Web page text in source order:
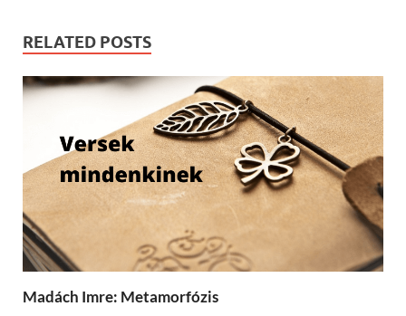
RELATED POSTS
Madách Imre: Metamorfózis